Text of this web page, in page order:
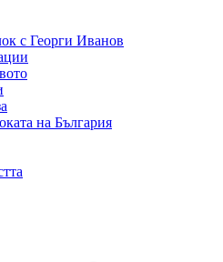
с Георги Иванов
на България